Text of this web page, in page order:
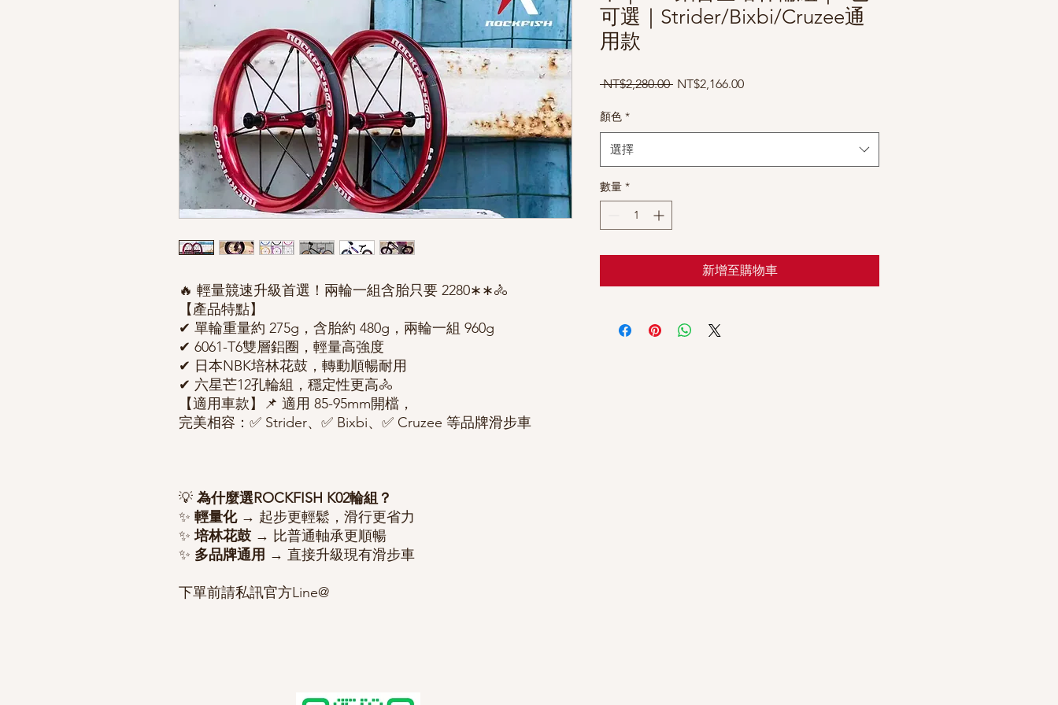
🔥 輕量競速升級首選！兩輪一組含胎只要 2280∗∗🚴
【產品特點】
✔ 單輪重量約 275g，含胎約 480g，兩輪一組 960g
✔ 6061-T6雙層鋁圈，輕量高強度
✔ 日本NBK培林花鼓，轉動順暢耐用
✔ 六星芒12孔輪組，穩定性更高🚴
【適用車款】📌 適用 85-95mm開檔，
完美相容：✅ Strider、✅ Bixbi、✅ Cruzee 等品牌滑步車
💡 為什麼選ROCKFISH K02輪組？
✨ 輕量化→ 起步更輕鬆，滑行更省力
✨培林花鼓 → 比普通軸承更順暢
✨ 多品牌通用 → 直接升級現有滑步車
下單前請私訊官方Line@
可選｜Strider/Bixbi/Cruzee通
用款
NT$2,280.00 一
格
NT$2,166.00促
格
顏色 *
選擇
數量 *
新增至購物車